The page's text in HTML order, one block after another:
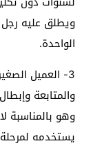
ويطلق عليه
الواحدة.
3- العميل
والمتابعة
وهو بالمناسبة
يستخدمه